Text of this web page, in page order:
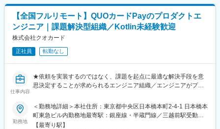
変更の範囲：会社の定める業務
（2）子育てDXサービスの企画担当
■プロジェクト一例：
◎東京都 次世代ウェルネスソリューション構築支援事業
https://www.mti.co.jp/?p=27063
◎北九州市 母子モ子育てＤＸによる妊娠、出産、子育て分野のデ
ジタル・トランスフォーメーションの推進に関する連携協定
https://www.mti.co.jp/?p=31283
◎厚生労働省 乳幼児の定期予防接種の予診票の電子化に向けた調
査
■魅力：
自治体や中央省庁（内閣官房・厚労省・総務省等）と仕事をする
チャンスがあり、民間向けサービスとは違った価値観を経験で
回賃金はあくまでも目安の金額であり、選考を通じて上下する可
能性があります。月給(月額)は固定手当を含めた表記です。
【全国フルリモート】QUOカードPayのプロダクトエ
ンジニア｜課題解決型組織／Kotlin未経験歓迎
株式会社クオカード
正社員 転勤なし
仕事内容
★依頼を実装するのではなく、課題を起点に最適な解決手段を意
思決定することが求められるエンジニア組織／エンジニアがプロ
【SES・SIer出身の方も歓迎／フルサイクルで裁量〇／内製プロ
ダクトでの成長実感と影響力／AWS・Claude等／2週間スクラム
／15分ルール】
勤務地
＜勤務地詳細＞本社住所：東京都中央区日本橋本町2-4-1 日本橋本
町東急ビル内勤務地最寄駅：銀座線・半蔵門線／三越前駅受動喫
煙対策：屋内全面禁煙変更の範囲：会社の定める事業所（リモー
【最寄り駅】